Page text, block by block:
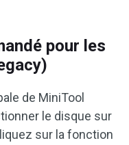
pour les
de MiniTool
le disque sur
sur la fonction